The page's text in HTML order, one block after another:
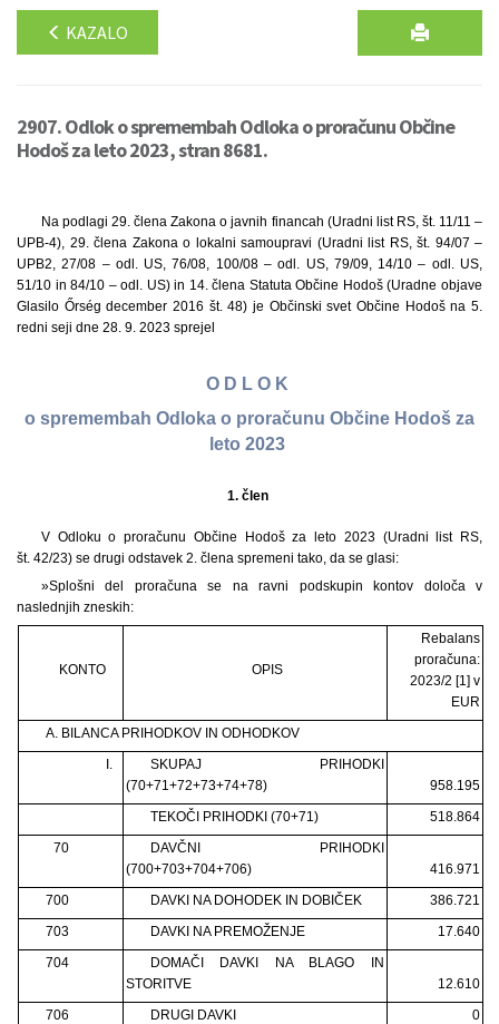
KAZALO
2907. Odlok o spremembah Odloka o proračunu Občine
Hodoš za leto 2023, stran 8681.
Na podlagi 29. člena Zakona o javnih financah (Uradni list RS, št. 11/11 –
UPB-4), 29. člena Zakona o lokalni samoupravi (Uradni list RS, št. 94/07 –
UPB2, 27/08 – odl. US, 76/08, 100/08 – odl. US, 79/09, 14/10 – odl. US,
51/10 in 84/10 – odl. US) in 14. člena Statuta Občine Hodoš (Uradne objave
Glasilo Őrség december 2016 št. 48) je Občinski svet Občine Hodoš na 5.
redni seji dne 28. 9. 2023 sprejel
O D L O K
o spremembah Odloka o proračunu Občine Hodoš za
leto 2023
1. člen
V Odloku o proračunu Občine Hodoš za leto 2023 (Uradni list RS,
št. 42/23) se drugi odstavek 2. člena spremeni tako, da se glasi:
»Splošni del proračuna se na ravni podskupin kontov določa v
naslednjih zneskih:
KONTO OPIS
Rebalans
proračuna:
2023/2 [1] v
EUR
A. BILANCA PRIHODKOV IN ODHODKOV
I.
SKUPAJ PRIHODKI
(70+71+72+73+74+78)
958.195
TEKOČI PRIHODKI (70+71)
518.864
70
DAVČNI PRIHODKI
(700+703+704+706)
416.971
700
DAVKI NA DOHODEK IN DOBIČEK
386.721
703
DAVKI NA PREMOŽENJE
17.640
704
DOMAČI DAVKI NA BLAGO IN
STORITVE
12.610
706
DRUGI DAVKI
0